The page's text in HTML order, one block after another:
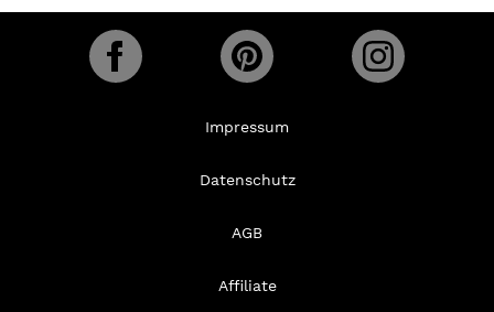
Impressum
Datenschutz
AGB
Affiliate